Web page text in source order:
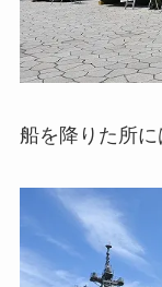
船を降りた所